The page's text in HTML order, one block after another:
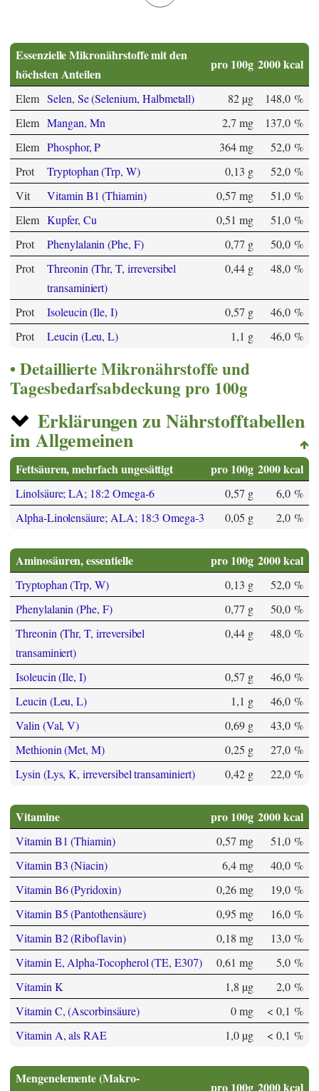
Essenzielle Mikronährstoffe mit den
höchsten Anteilen
pro 100g 2000 kcal
Elem Selen, Se (Selenium, Halbmetall) 82 µg
148,0 %
Elem Mangan, Mn 2,7 mg
137,0 %
Elem Phosphor, P 364 mg
52,0 %
Prot
Tryptophan (Trp, W) 0,13 g
52,0 %
Vit
Vitamin B1 (Thiamin) 0,57 mg
51,0 %
Elem Kupfer, Cu 0,51 mg
51,0 %
Prot
Phenylalanin (Phe, F) 0,77 g
50,0 %
Prot
Threonin (Thr, T, irreversibel
transaminiert)
0,44 g 48,0 %
Prot Isoleucin (Ile, I) 0,57 g
46,0 %
Prot
Leucin (Leu, L) 1,1 g 46,0 %
Detaillierte Mikronährstoffe und
Tagesbedarfsabdeckung pro 100g
Erklärungen zu Nährstofftabellen
im Allgemeinen
Fettsäuren, mehrfach ungesättigt pro 100g 2000 kcal
Linolsäure; LA; 18:2 Omega-6 0,57 g
6,0 %
Alpha-Linolensäure; ALA; 18:3 Omega-3
0,05 g 2,0 %
Aminosäuren, essentielle pro 100g 2000 kcal
Tryptophan (Trp, W) 0,13 g
52,0 %
Phenylalanin (Phe, F)
0,77 g
50,0 %
Threonin (Thr, T, irreversibel
transaminiert)
0,44 g 48,0 %
Isoleucin (Ile, I) 0,57 g
46,0 %
Leucin (Leu, L)
1,1 g
46,0 %
Valin (Val, V)
0,69 g
43,0 %
Methionin (Met, M)
0,25 g
27,0 %
Lysin (Lys, K, irreversibel transaminiert)
0,42 g 22,0 %
Vitamine pro 100g 2000 kcal
Vitamin B1 (Thiamin) 0,57 mg
51,0 %
Vitamin B3 (Niacin)
6,4 mg
40,0 %
Vitamin B6 (Pyridoxin)
0,26 mg
19,0 %
Vitamin B5 (Pantothensäure)
0,95 mg
16,0 %
Vitamin B2 (Riboflavin)
0,18 mg
13,0 %
Vitamin E, Alpha-Tocopherol (TE, E307)
0,61 mg
5,0 %
Vitamin K
1,8 µg
2,0 %
Vitamin C, (Ascorbinsäure)
0 mg
< 0,1 %
Vitamin A, als RAE
1,0 µg < 0,1 %
Mengenelemente (Makro-
pro 100g 2000 kcal